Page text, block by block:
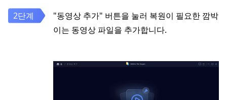
"동영상 추가" 버튼을 눌러 복원이 필요한 깜박
이는 동영상 파일을 추가합니다.